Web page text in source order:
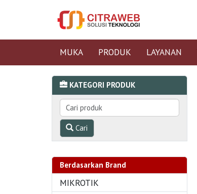
MUKA PRODUK LAYANAN
KATEGORI PRODUK
Cari
Berdasarkan Brand
MIKROTIK